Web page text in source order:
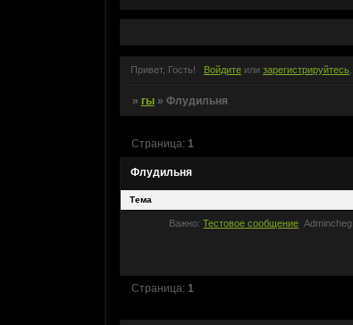
Привет, Гость! Войдитеили зарегистрируйтесь.
» гы » Флудильня
Флудильня
Страница: 1
Тема
Важно: Тестовое сообщение Admincheg
Страница: 1